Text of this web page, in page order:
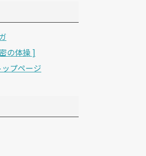
の体操 ]
プページ